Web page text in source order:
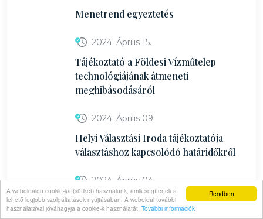
Rendben
A weboldalon cookie-kat(sütiket) használunk, amik segítenek a
lehető legjobb szolgáltatások nyújtásában. A weboldal további
használatával jóváhagyja a cookie-k használatát. További információk
Menetrend egyeztetés
2024. Április 15.
Tájékoztató a Földesi Vízműtelep
technológiájának átmeneti
meghibásodásáról
2024. Április 09.
Helyi Választási Iroda tájékoztatója
választáshoz kapcsolódó határidőkről
2024. Április 04.
Földesi Helyi Választási Iroda
Közleménye a 2024. június 9-i